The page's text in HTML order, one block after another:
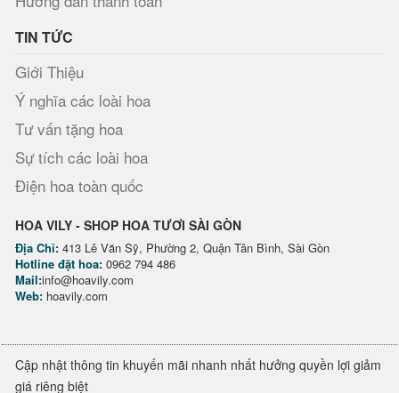
TIN TỨC
Giới Thiệu
Ý nghĩa các loài hoa
Tư vấn tặng hoa
Sự tích các loài hoa
Điện hoa toàn quốc
HOA VILY - SHOP HOA TƯƠI SÀI GÒN
Địa Chỉ: 413 Lê Văn Sỹ, Phường 2, Quận Tân Bình, Sài Gòn
Hotline đặt hoa: 0962 794 486
Mail:info@hoavily.com
Web: hoavily.com
Cập nhật thông tin khuyến mãi nhanh nhất hưởng quyền lợi giảm
giá riêng biệt